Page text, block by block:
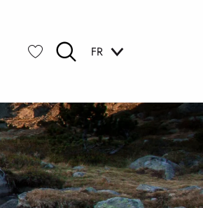
FR